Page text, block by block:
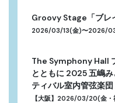
Groovy Stage「ブレ
2026/03/13(金)〜2026/
The Symphony Hall
とともに 2025 五嶋
ティバル室内管弦楽
【大阪】2026/03/20(金・